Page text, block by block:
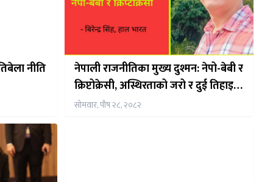
नीति
नेपाली राजनीतिका मुख्य दुश्मन: नेपो-बेबी र
क्रिप्टोक्रेसी, अस्थिरताको जरो र दुई तिहाइ
सरकार असफल बन्नुको कारण
सोमवार, पौष २८, २०८२